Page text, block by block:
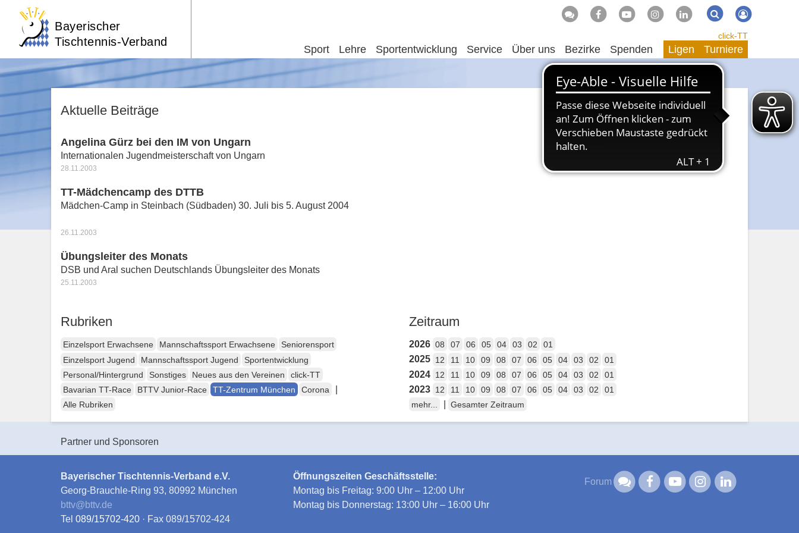
Bayerischer
Tischtennis-Verband
Suche Suchen
Sport Lehre Sportentwicklung Service Über uns Bezirke Spenden
click-TT
Ligen Turniere
Aktuelle Beiträge
Angelina Gürz bei den IM von Ungarn
Internationalen Jugendmeisterschaft von Ungarn
28.11.2003
TT-Mädchencamp des DTTB
Mädchen-Camp in Steinbach (Südbaden) 30. Juli bis 5. August 2004
26.11.2003
Übungsleiter des Monats
DSB und Aral suchen Deutschlands Übungsleiter des Monats
25.11.2003
Rubriken
Einzelsport Erwachsene Mannschaftssport Erwachsene
Seniorensport
Einzelsport Jugend
Mannschaftssport Jugend
Sportentwicklung
Personal/Hintergrund
Sonstiges Neues aus den Vereinen
click-TT
Bavarian TT-Race
BTTV Junior-Race TT-Zentrum München Corona
Alle Rubriken
Zeitraum
2026 08 07 06 05 04 03 02 01
2025 12 11 10 09 08 07 06 05 04 03 02 01
2024 12 11 10 09 08 07 06 05 04 03 02 01
2023 12 11 10 09 08 07 06 05 04 03 02
01
mehr...
Gesamter Zeitraum
Partner und Sponsoren
Bayerischer Tischtennis-Verband e.V.
Georg-Brauchle-Ring 93, 80992 München
bttv@bttv.de
Tel 089/15702-420 · Fax 089/15702-424
Öffnungszeiten Geschäftsstelle:
Montag bis Freitag: 9:00 Uhr – 12:00 Uhr
Montag bis Donnerstag: 13:00 Uhr – 16:00 Uhr
Forum